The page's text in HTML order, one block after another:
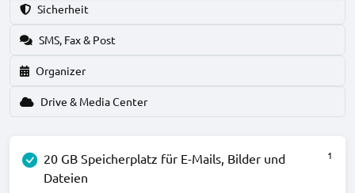
Sicherheit
SMS, Fax & Post
Organizer
Drive & Media Center
20 GB Speicherplatz für E-Mails, Bilder und
Dateien
1